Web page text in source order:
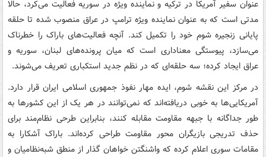
عنوان سفیر آمریکا در ترکیه و نماینده ویژه در سوریه فعالیت می‌کرد، حالا
مدتی است که به عنوان نماینده ویژه ترامپ در عراق منصوب شده تا حلقه
پایانی زنجیره شوم خود را تکمیل کند. آنچه فعالیت‌های باراک را خطرناک
می‌سازد، پیوستگی معناداری است که میان پرونده‌های لبنان، سوریه و
عراق ایجاد کرده؛ سه حلقه‌ای که در نظم جدید استکباری تعریف می‌شوند.
در مرکز این نقشه شوم، ایده مهار نفوذ جمهوری اسلامی ایران قرار دارد.
آمریکایی‌ها به خوبی دریافته‌اند که نمی‌توانند در هر یک از این کشورها به
طور جداگانه با جبهه مقاومت مقابله کنند، بنابراین طرحی نظام‌مند برای
حذف تدریجی بازیگران محور مقاومت طراحی کرده‌اند. باراک آشکارا به
مقامات سوری اعلام کرده که واشنگتن خواهان گذار از منطق شبه‌نظامیان و